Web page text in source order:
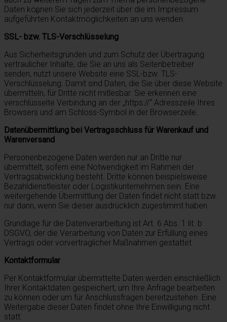
Daten können Sie sich jederzeit über die im Impressum
aufgeführten Kontaktmöglichkeiten an uns wenden.
SSL- bzw. TLS-Verschlüsselung
Aus Sicherheitsgründen und zum Schutz der Übertragung
vertraulicher Inhalte, die Sie an uns als Seitenbetreiber
senden, nutzt unsere Website eine SSL-bzw. TLS-
Verschlüsselung. Damit sind Daten, die Sie über diese Website
übermitteln, für Dritte nicht mitlesbar. Sie erkennen eine
verschlüsselte Verbindung an der „https://“ Adresszeile Ihres
Browsers und am Schloss-Symbol in der Browserzeile.
Datenübermittlung bei Vertragsschluss für Warenkauf und
Warenversand
Personenbezogene Daten werden nur an Dritte nur
übermittelt, sofern eine Notwendigkeit im Rahmen der
Vertragsabwicklung besteht. Dritte können beispielsweise
Bezahldienstleister oder Logistikunternehmen sein. Eine
weitergehende Übermittlung der Daten findet nicht statt bzw.
nur dann, wenn Sie dieser ausdrücklich zugestimmt haben.
Grundlage für die Datenverarbeitung ist Art. 6 Abs. 1 lit. b
DSGVO, der die Verarbeitung von Daten zur Erfüllung eines
Vertrags oder vorvertraglicher Maßnahmen gestattet.
Kontaktformular
Per Kontaktformular übermittelte Daten werden einschließlich
Ihrer Kontaktdaten gespeichert, um Ihre Anfrage bearbeiten
zu können oder um für Anschlussfragen bereitzustehen. Eine
Weitergabe dieser Daten findet ohne Ihre Einwilligung nicht
statt.